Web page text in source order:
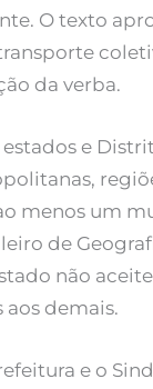
O texto
da verba.
e
menos um
de
não
demais.
e o